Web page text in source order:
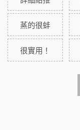
蒸的很蚌
很實用！